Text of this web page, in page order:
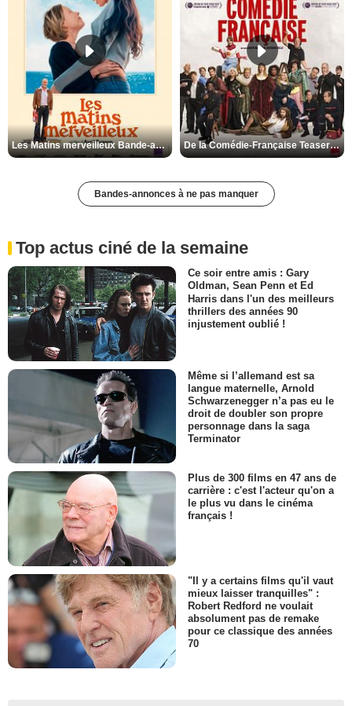
Les Matins merveilleux Bande-annonce VF De la Comédie-Française Teaser VF
Bandes-annonces à ne pas manquer
Top actus ciné de la semaine
Ce soir entre amis : Gary
Oldman, Sean Penn et Ed
Harris dans l'un des meilleurs
thrillers des années 90
injustement oublié !
Même si l’allemand est sa
langue maternelle, Arnold
Schwarzenegger n’a pas eu le
droit de doubler son propre
personnage dans la saga
Terminator
Plus de 300 films en 47 ans de
carrière : c'est l'acteur qu'on a
le plus vu dans le cinéma
français !
"Il y a certains films qu'il vaut
mieux laisser tranquilles" :
Robert Redford ne voulait
absolument pas de remake
pour ce classique des années
70